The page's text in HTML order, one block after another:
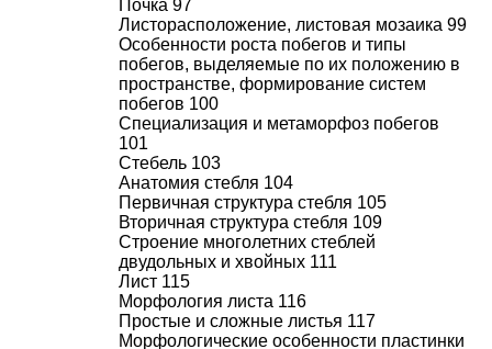
Почка 97
Листорасположение, листовая мозаика 99
Особенности роста побегов и типы
побегов, выделяемые по их положению в
пространстве, формирование систем
побегов 100
Специализация и метаморфоз побегов
101
Стебель 103
Анатомия стебля 104
Первичная структура стебля 105
Вторичная структура стебля 109
Строение многолетних стеблей
двудольных и хвойных 111
Лист 115
Морфология листа 116
Простые и сложные листья 117
Морфологические особенности пластинки